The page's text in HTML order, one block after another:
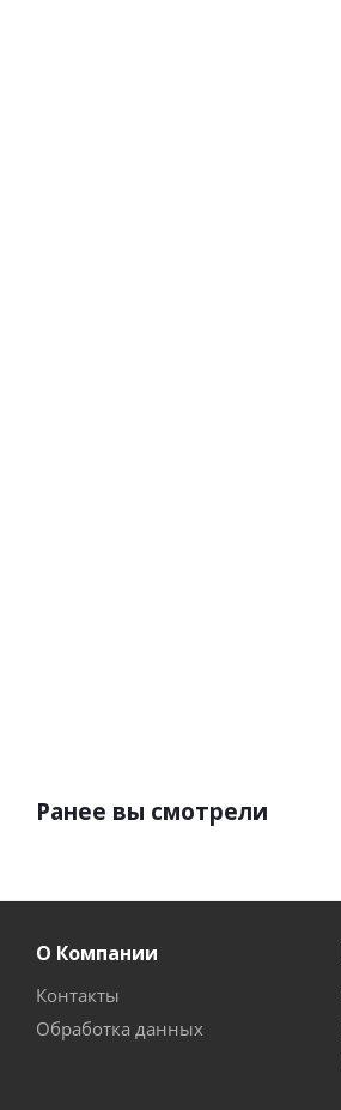
Ранее вы смотрели
О Компании
Контакты
Обработка данных